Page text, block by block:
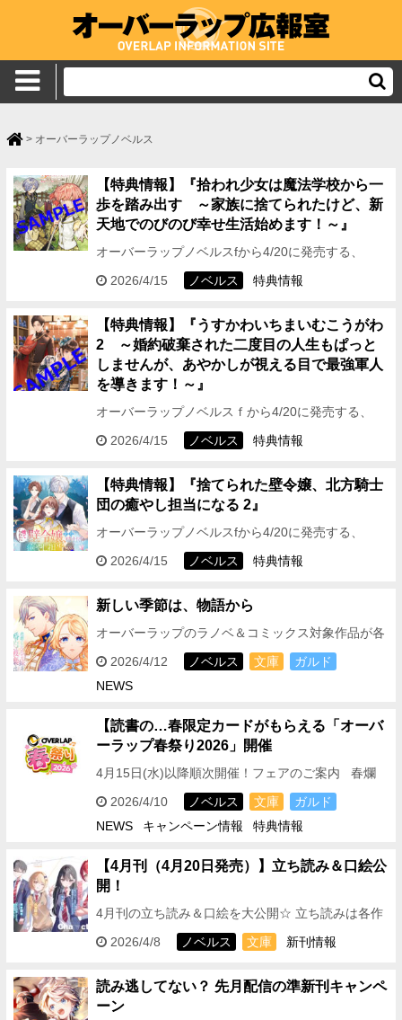
> オーバーラップノベルス
【特典情報】『拾われ少女は魔法学校から一
歩を踏み出す ～家族に捨てられたけど、新
天地でのびのび幸せ生活始めます！～』
オーバーラップノベルスfから4/20に発売する、
『拾われ少女は魔法学校から一歩を踏み出す ～家
族に捨てられたけど、新天地でのびのび幸せ生活始
2026/4/15 ノベルス 特典情報
【特典情報】『うすかわいちまいむこうがわ
2 ～婚約破棄された二度目の人生もぱっと
しませんが、あやかしが視える目で最強軍人
を導きます！～』
オーバーラップノベルスｆから4/20に発売する、
『うすかわいちまいむこうがわ 2 ～婚約破棄され
た二度目の人生もぱっとしませんが、あやかしが視
2026/4/15 ノベルス 特典情報
【特典情報】『捨てられた壁令嬢、北方騎士
団の癒やし担当になる 2』
オーバーラップノベルスfから4/20に発売する、
『捨てられた壁令嬢、北方騎士団の癒やし担当にな
る 2』の特典情報をお伝えしますっ！ ★OVERLA…
2026/4/15 ノベルス 特典情報
新しい季節は、物語から
オーバーラップのラノベ＆コミックス対象作品が各
電子ストアにて期間限定で無料‼ ＜フェア対象期間
＞ 2026年4月12日(日)～2026年4月19…
2026/4/12 ノベルス 文庫
ガルド
NEWS
【読書の…春限定カードがもらえる「オーバ
ーラップ春祭り2026」開催
4月15日(水)以降順次開催！フェアのご案内 春爛
漫！
……とはいえ、新年度って何かとバタバタして
疲れませんか？ オーバーラップでは…
2026/4/10 ノベルス 文庫
ガルド
NEWS
キャンペーン情報 特典情報
【4月刊（4月20日発売）】立ち読み＆口絵公
開！
4月刊の立ち読み＆口絵を大公開☆ 立ち読みは各作
品ページにて読むことができます！ どこよりも早く
4月刊のストーリーをチェックできますので、 気に
2026/4/8 ノベルス 文庫 新刊情報
読み逃してない？ 先月配信の準新刊キャンペ
ーン